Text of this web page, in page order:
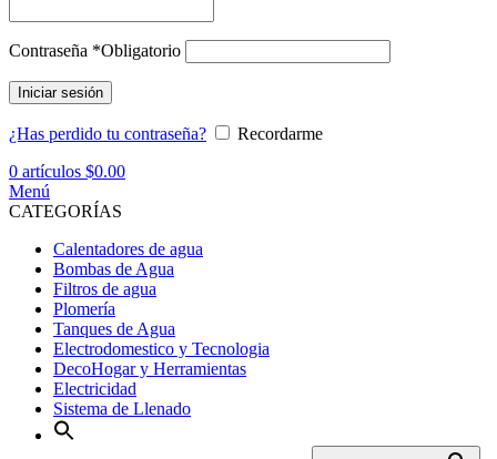
Contraseña *Obligatorio
Iniciar sesión
¿Has perdido tu contraseña?
Recordarme
0 artículos $0.00
Menú
CATEGORÍAS
Calentadores de agua
Bombas de Agua
Filtros de agua
Plomería
Tanques de Agua
Electrodomestico y Tecnologia
DecoHogar y Herramientas
Electricidad
Sistema de Llenado